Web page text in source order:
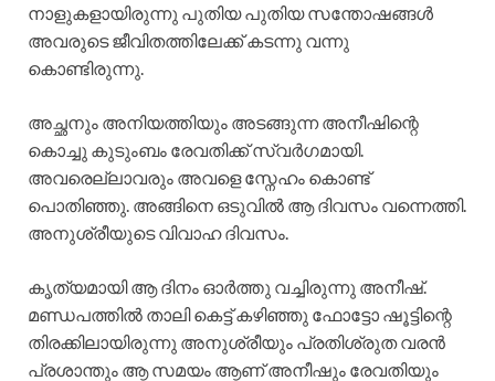
നാളുകളായിരുന്നു പുതിയ പുതിയ സന്തോഷങ്ങൾ
അവരുടെ ജീവിതത്തിലേക്ക് കടന്നു വന്നു
കൊണ്ടിരുന്നു.
അച്ഛനും അനിയത്തിയും അടങ്ങുന്ന അനീഷിന്റെ
കൊച്ചു കുടുംബം രേവതിക്ക് സ്വർഗമായി.
അവരെല്ലാവരും അവളെ സ്നേഹം കൊണ്ട്
പൊതിഞ്ഞു. അങ്ങിനെ ഒടുവിൽ ആ ദിവസം വന്നെത്തി.
അനുശ്രീയുടെ വിവാഹ ദിവസം.
കൃത്യമായി ആ ദിനം ഓർത്തു വച്ചിരുന്നു അനീഷ്.
മണ്ഡപത്തിൽ താലി കെട്ട് കഴിഞ്ഞു ഫോട്ടോ ഷൂട്ടിന്റെ
തിരക്കിലായിരുന്നു അനുശ്രീയും പ്രതിശ്രുത വരൻ
പ്രശാന്തും ആ സമയം ആണ് അനീഷും രേവതിയും